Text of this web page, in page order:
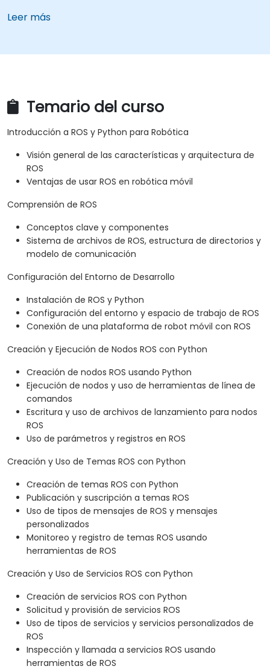
Leer más
Temario del curso
Introducción a ROS y Python para Robótica
Visión general de las características y arquitectura de
ROS
Ventajas de usar ROS en robótica móvil
Comprensión de ROS
Conceptos clave y componentes
Sistema de archivos de ROS, estructura de directorios y
modelo de comunicación
Configuración del Entorno de Desarrollo
Instalación de ROS y Python
Configuración del entorno y espacio de trabajo de ROS
Conexión de una plataforma de robot móvil con ROS
Creación y Ejecución de Nodos ROS con Python
Creación de nodos ROS usando Python
Ejecución de nodos y uso de herramientas de línea de
comandos
Escritura y uso de archivos de lanzamiento para nodos
ROS
Uso de parámetros y registros en ROS
Creación y Uso de Temas ROS con Python
Creación de temas ROS con Python
Publicación y suscripción a temas ROS
Uso de tipos de mensajes de ROS y mensajes
personalizados
Monitoreo y registro de temas ROS usando
herramientas de ROS
Creación y Uso de Servicios ROS con Python
Creación de servicios ROS con Python
Solicitud y provisión de servicios ROS
Uso de tipos de servicios y servicios personalizados de
ROS
Inspección y llamada a servicios ROS usando
herramientas de ROS